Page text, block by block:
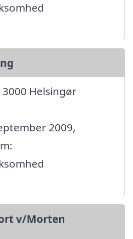
Helsingør
2009,
v/Morten